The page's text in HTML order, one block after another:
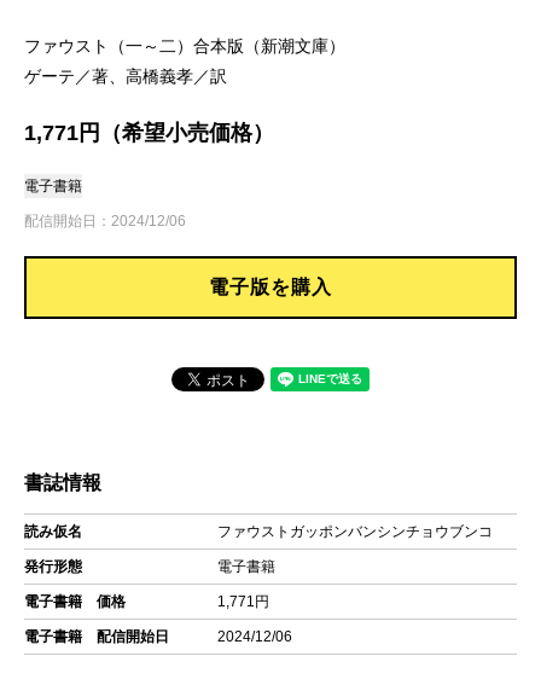
ファウスト（一～二）合本版（新潮文庫）
ゲーテ／著、高橋義孝／訳
1,771円（希望小売価格）
電子書籍
配信開始日：2024/12/06
電子版を購入
書誌情報
読み仮名 ファウストガッポンバンシンチョウブンコ
発行形態 電子書籍
電子書籍 価格 1,771円
電子書籍 配信開始日 2024/12/06